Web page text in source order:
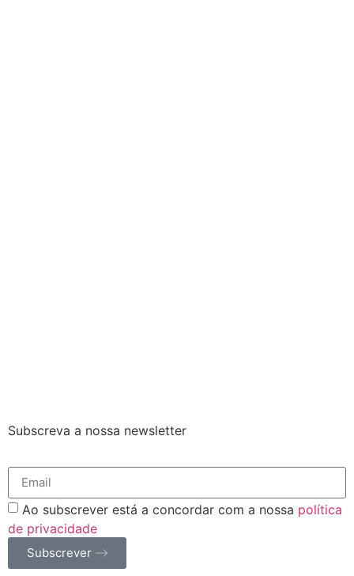
Subscreva a nossa newsletter
Ao subscrever está a concordar com a nossa política
de privacidade
Subscrever